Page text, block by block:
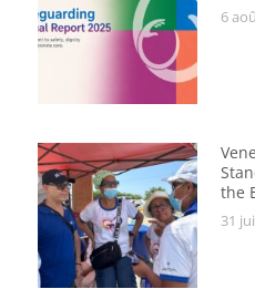
6
the
31